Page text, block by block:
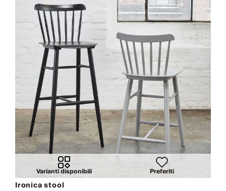
Varianti disponibili Preferiti
Ironica stool